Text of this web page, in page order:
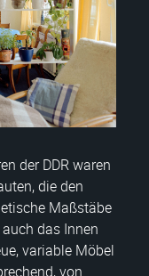
der DDR waren
die den
Maßstäbe
das Innen
variable Möbel
von